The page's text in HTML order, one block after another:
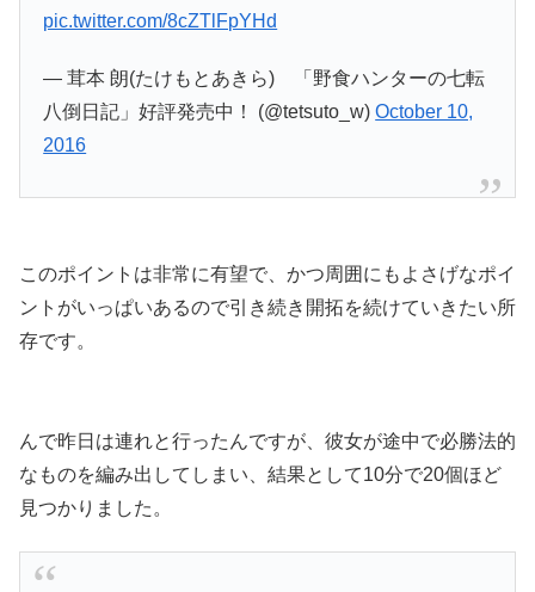
pic.twitter.com/8cZTlFpYHd
— 茸本 朗(たけもとあきら) 「野食ハンターの七転
八倒日記」好評発売中！ (@tetsuto_w)October 10,
2016
このポイントは非常に有望で、かつ周囲にもよさげなポイ
ントがいっぱいあるので引き続き開拓を続けていきたい所
存です。
んで昨日は連れと行ったんですが、彼女が途中で必勝法的
なものを編み出してしまい、結果として10分で20個ほど
見つかりました。